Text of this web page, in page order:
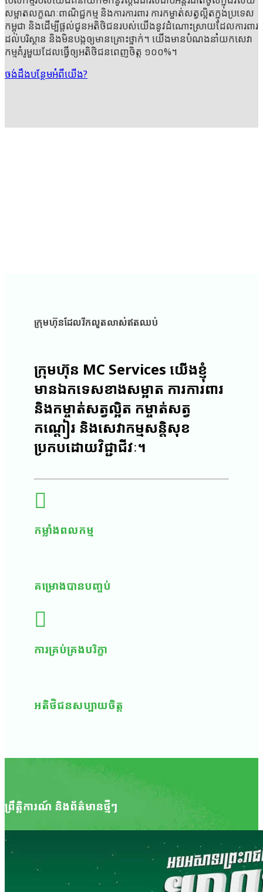
សម្អាត​លក្ខណៈ​ពាណិជ្ជកម្ម និងការការពារ ការកម្ចាត់​សត្វល្អិត​ក្នុង​ប្រទេស​
កម្ពុជា និងដើម្បី​ផ្តល់ជូន​អតិថិជន​របស់​យើង​នូវ​ដំណោះស្រាយ​ដែល​ការពារ​
ដល់​បរិស្ថាន និង​មិន​បង្ក​ឲ្យ​មាន​គ្រោះថ្នាក់។ យើង​មាន​បំណង​នាំយក​សេវា
កម្មគំរូ​មួយ​ដែល​ធ្វើឲ្យ​អតិថិជន​ពេញចិត្ត ១០០%។
ចង់ដឹង​បន្ថែម​អំពី​យើង?
ក្រុមហ៊ុន​ដែល​រីក​លូត​លាស់​ឥត​ឈប់
ក្រុមហ៊ុន MC Services យើងខ្ញុំ​
មាន​ឯក​ទេស​ខាង​ស​ម្អាត ការការពារ
និងកម្ចាត់​សត្វ​ល្អិត កម្ចាត់សត្វ​
កណ្តៀរ​​ និ​ងសេ​វា​កម្ម​ស​ន្តិ​សុខ​
ប្រកបដោយ​វិជ្ជាជីវៈ។
កម្លាំង​ពលកម្ម
គម្រោង​បាន​បញ្ចប់
ការ​គ្រប់គ្រង​បរិក្ខា
អតិថិជន​សប្បាយ​ចិត្ត
ព្រឹត្តិការណ៍ និងព័ត៌មាន​ថ្មីៗ